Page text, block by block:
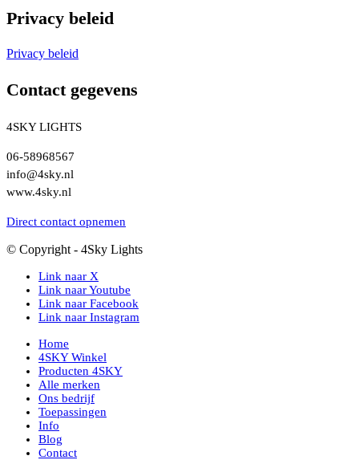
Privacy beleid
Privacy beleid
Contact gegevens
4SKY LIGHTS
06-58968567
info@4sky.nl
www.4sky.nl
Direct contact opnemen
© Copyright - 4Sky Lights
Link naar X
Link naar Youtube
Link naar Facebook
Link naar Instagram
Home
4SKY Winkel
Producten 4SKY
Alle merken
Ons bedrijf
Toepassingen
Info
Blog
Contact